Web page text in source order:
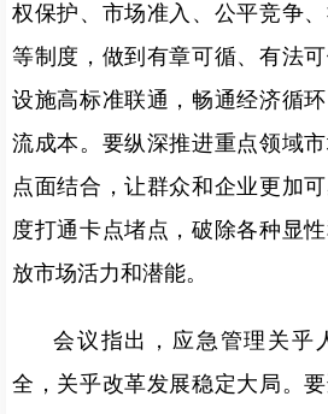
权保护、市场准入、公平竞争
等制度，做到有章可循、有法
设施高标准联通，畅通经济循
流成本。要纵深推进重点领域市
点面结合，让群众和企业更加
度打通卡点堵点，破除各种显
放市场活力和潜能。
会议指出，应急管理关乎
全，关乎改革发展稳定大局。